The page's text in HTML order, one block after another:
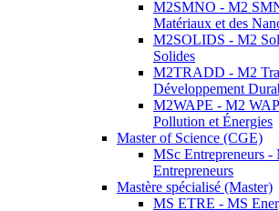
M2SMNO - M2
Matériaux et des
M2SOLIDS - M2
Solides
M2TRADD - M2
Développement
M2WAPE - M2
Pollution et Énergies
Master of Science (CGE)
MSc Entrepreneurs
Entrepreneurs
Mastère spécialisé (Master)
MS ETRE - MS